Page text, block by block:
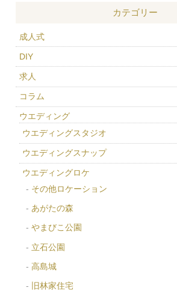
カテゴリー
成人式
DIY
求人
コラム
ウエディング
ウエディングスタジオ
ウエディングスナップ
ウエディングロケ
その他ロケーション
あがたの森
やまびこ公園
立石公園
高島城
旧林家住宅